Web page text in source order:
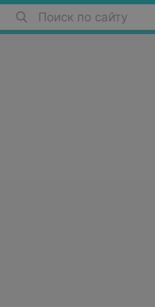
Поиск по сайту